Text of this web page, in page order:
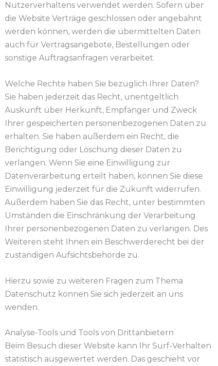
Nutzerverhaltens verwendet werden. Sofern über
die Website Verträge geschlossen oder angebahnt
werden können, werden die übermittelten Daten
auch für Vertragsangebote, Bestellungen oder
sonstige Auftragsanfragen verarbeitet.
Welche Rechte haben Sie bezüglich Ihrer Daten?
Sie haben jederzeit das Recht, unentgeltlich
Auskunft über Herkunft, Empfänger und Zweck
Ihrer gespeicherten personenbezogenen Daten zu
erhalten. Sie haben außerdem ein Recht, die
Berichtigung oder Löschung dieser Daten zu
verlangen. Wenn Sie eine Einwilligung zur
Datenverarbeitung erteilt haben, können Sie diese
Einwilligung jederzeit für die Zukunft widerrufen.
Außerdem haben Sie das Recht, unter bestimmten
Umständen die Einschränkung der Verarbeitung
Ihrer personenbezogenen Daten zu verlangen. Des
Weiteren steht Ihnen ein Beschwerderecht bei der
zuständigen Aufsichtsbehörde zu.
Hierzu sowie zu weiteren Fragen zum Thema
Datenschutz können Sie sich jederzeit an uns
wenden.
Analyse-Tools und Tools von Dritt­anbietern
Beim Besuch dieser Website kann Ihr Surf-Verhalten
statistisch ausgewertet werden. Das geschieht vor